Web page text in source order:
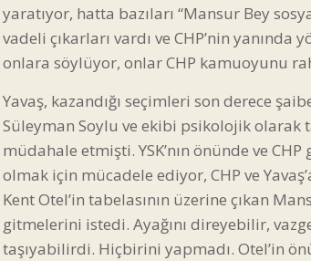
yaratıyor, hatta bazıları “Mansur Bey
vadeli çıkarları vardı ve CHP’nin
onlara söylüyor, onlar CHP kamuoyunu
Yavaş, kazandığı seçimleri son derece
Süleyman Soylu ve ekibi psikolojik olarak
müdahale etmişti. YSK’nın önünde ve
olmak için mücadele ediyor, CHP ve
Kent Otel’in tabelasının üzerine çıkan
gitmelerini istedi. Ayağını direyebilir,
taşıyabilirdi. Hiçbirini yapmadı. Otel’in